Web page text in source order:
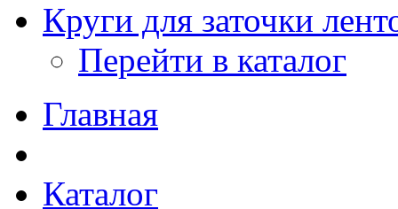
Круги для заточки
Перейти в каталог
Главная
Каталог